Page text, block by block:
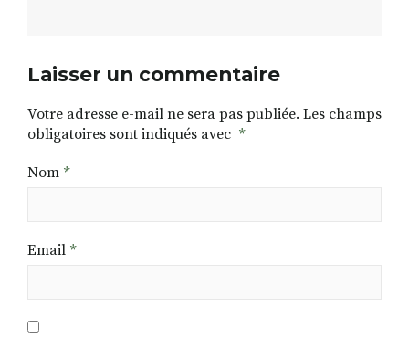
Laisser un commentaire
Votre adresse e-mail ne sera pas publiée. Les champs
obligatoires sont indiqués avec *
Nom *
Email *